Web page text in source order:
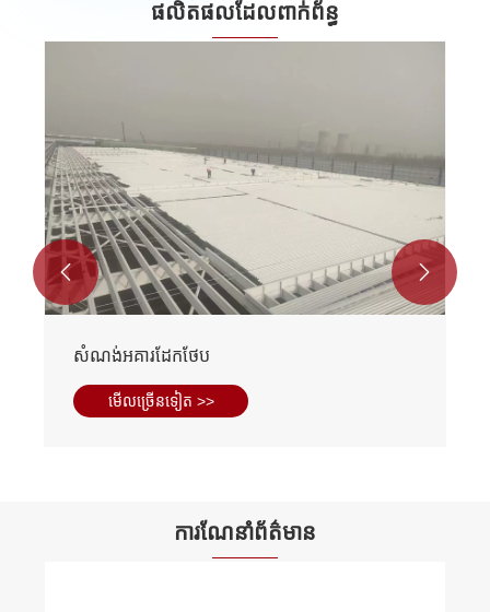
ផលិតផលដែលពាក់ព័ន្ធ
សំណង់អគារដែកថែប
មើល​ច្រើន​ទៀត >>
 
ការណែនាំព័ត៌មាន